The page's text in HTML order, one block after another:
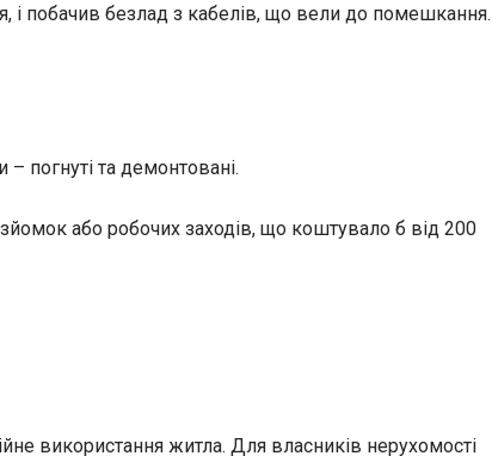
і побачив безлад з кабелів, що вели до помешкання.
погнуті та демонтовані.
або робочих заходів, що коштувало б від 200
використання житла. Для власників нерухомості